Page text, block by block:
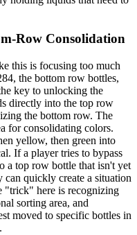
Row Consolidation
this is focusing too much
the bottom row bottles,
key to unlocking the
directly into the top row
the bottom row. The
for consolidating colors.
yellow, then green into
If a player tries to bypass
a top row bottle that isn't yet
can quickly create a situation
"trick" here is recognizing
sorting area, and
moved to specific bottles in